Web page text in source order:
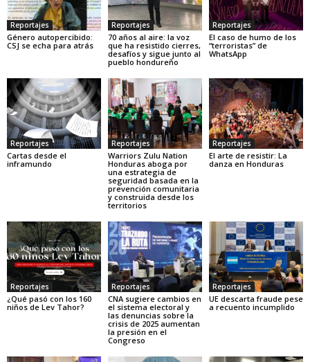
Reportajes
Género autopercibido:
CSJ se echa para atrás
Reportajes
70 años al aire: la voz
que ha resistido cierres,
desafíos y sigue junto al
pueblo hondureño
Reportajes
El caso de humo de los
“terroristas” de
WhatsApp
Reportajes
Cartas desde el
inframundo
Reportajes
Warriors Zulu Nation
Honduras aboga por
una estrategia de
seguridad basada en la
prevención comunitaria
y construida desde los
territorios
Reportajes
El arte de resistir: La
danza en Honduras
Reportajes
¿Qué pasó con los 160
niños de Lev Tahor?
Reportajes
CNA sugiere cambios en
el sistema electoral y
las denuncias sobre la
crisis de 2025 aumentan
la presión en el
Congreso
Reportajes
UE descarta fraude pese
a recuento incumplido